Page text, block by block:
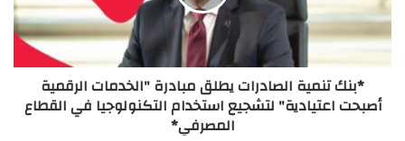
"الخدمات
الرقمية
أصبحت
اعتيادية"
لتشجيع
استخدام
*بنك تنمية الصادرات يطلق مبادرة "الخدمات الرقمية
أصبحت اعتيادية" لتشجيع استخدام التكنولوجيا في القطاع
المصرفي*